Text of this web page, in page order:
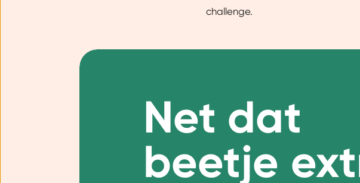
challenge.
Net dat
beetje